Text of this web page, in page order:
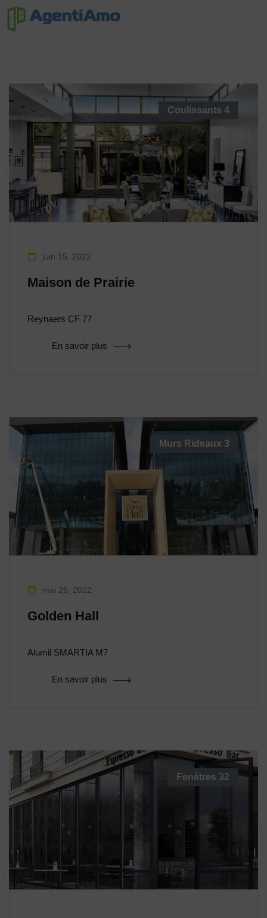
Coulissants 4
juin 15, 2022
Maison de Prairie
Reynaers CF 77
En savoir plus
Murs Rideaux 3
mai 26, 2022
Golden Hall
Alumil SMARTIA M7
En savoir plus
Fenêtres 32